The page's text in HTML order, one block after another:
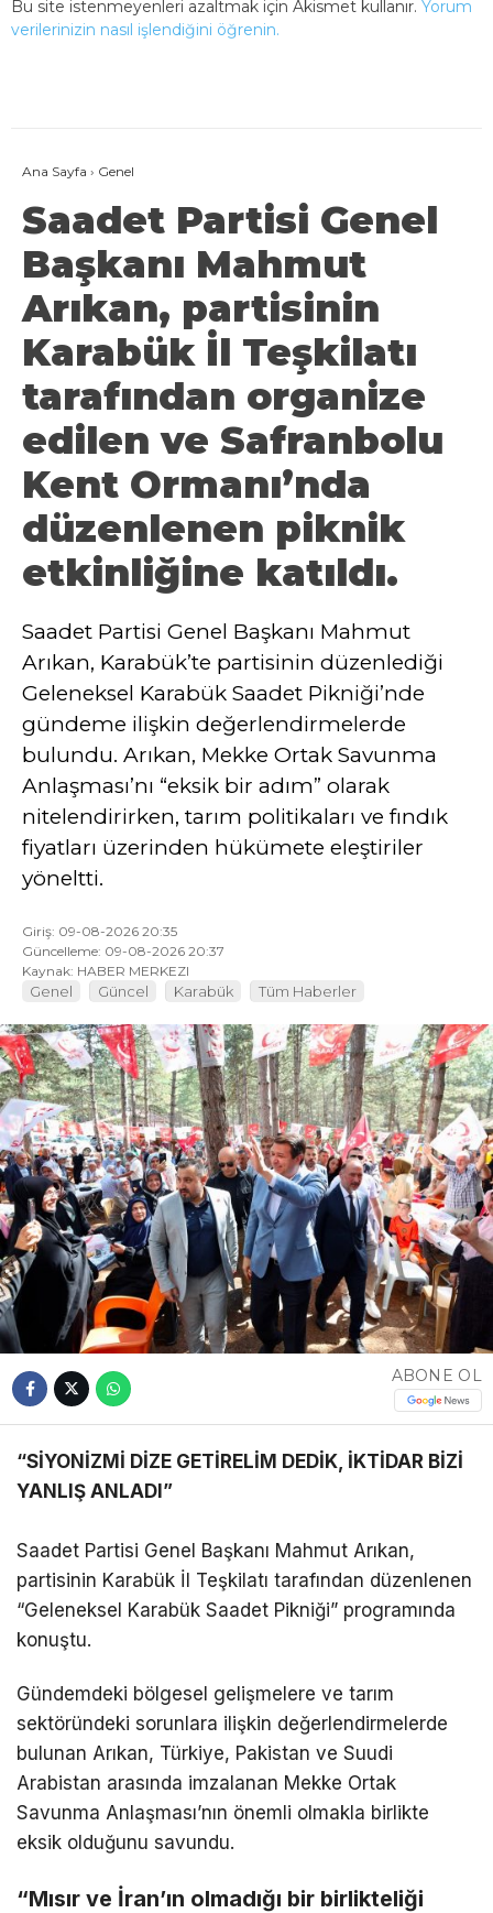
Bu site istenmeyenleri azaltmak için Akismet kullanır. Yorum
verilerinizin nasıl işlendiğini öğrenin.
Ana Sayfa › Genel
Saadet Partisi Genel
Başkanı Mahmut
Arıkan, partisinin
Karabük İl Teşkilatı
tarafından organize
edilen ve Safranbolu
Kent Ormanı’nda
düzenlenen piknik
etkinliğine katıldı.
Saadet Partisi Genel Başkanı Mahmut
Arıkan, Karabük’te partisinin düzenlediği
Geleneksel Karabük Saadet Pikniği’nde
gündeme ilişkin değerlendirmelerde
bulundu. Arıkan, Mekke Ortak Savunma
Anlaşması’nı “eksik bir adım” olarak
nitelendirirken, tarım politikaları ve fındık
fiyatları üzerinden hükümete eleştiriler
yöneltti.
Giriş: 09-08-2026 20:35
Güncelleme: 09-08-2026 20:37
Kaynak: HABER MERKEZI
Genel Güncel Karabük Tüm Haberler
ABONE OL
“SİYONİZMİ DİZE GETİRELİM DEDİK, İKTİDAR BİZİ
YANLIŞ ANLADI”
Saadet Partisi Genel Başkanı Mahmut Arıkan,
partisinin Karabük İl Teşkilatı tarafından düzenlenen
“Geleneksel Karabük Saadet Pikniği” programında
konuştu.
Gündemdeki bölgesel gelişmelere ve tarım
sektöründeki sorunlara ilişkin değerlendirmelerde
bulunan Arıkan, Türkiye, Pakistan ve Suudi
Arabistan arasında imzalanan Mekke Ortak
Savunma Anlaşması’nın önemli olmakla birlikte
eksik olduğunu savundu.
“Mısır ve İran’ın olmadığı bir birlikteliği